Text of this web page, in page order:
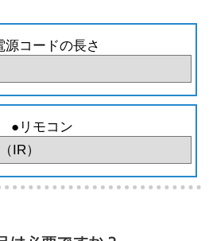
源コードの長さ
●リモコン